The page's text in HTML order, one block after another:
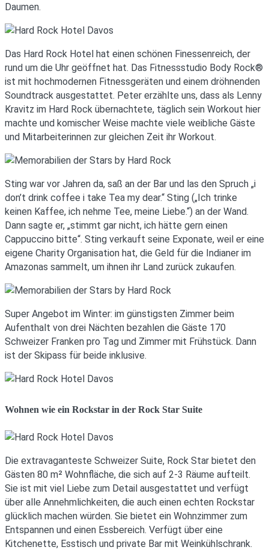
Daumen.
Das Hard Rock Hotel hat einen schönen Finessenreich, der
rund um die Uhr geöffnet hat. Das Fitnessstudio Body Rock®
ist mit hochmodernen Fitnessgeräten und einem dröhnenden
Soundtrack ausgestattet. Peter erzählte uns, dass als Lenny
Kravitz im Hard Rock übernachtete, täglich sein Workout hier
machte und komischer Weise machte viele weibliche Gäste
und Mitarbeiterinnen zur gleichen Zeit ihr Workout.
Sting war vor Jahren da, saß an der Bar und las den Spruch „i
don’t drink coffee i take Tea my dear.“ Sting („Ich trinke
keinen Kaffee, ich nehme Tee, meine Liebe.“) an der Wand.
Dann sagte er, „stimmt gar nicht, ich hätte gern einen
Cappuccino bitte“. Sting verkauft seine Exponate, weil er eine
eigene Charity Organisation hat, die Geld für die Indianer im
Amazonas sammelt, um ihnen ihr Land zurück zukaufen.
Super Angebot im Winter: im günstigsten Zimmer beim
Aufenthalt von drei Nächten bezahlen die Gäste 170
Schweizer Franken pro Tag und Zimmer mit Frühstück. Dann
ist der Skipass für beide inklusive.
Wohnen wie ein Rockstar in der Rock Star Suite
Die extravaganteste Schweizer Suite, Rock Star bietet den
Gästen 80 m² Wohnfläche, die sich auf 2-3 Räume aufteilt.
Sie ist mit viel Liebe zum Detail ausgestattet und verfügt
über alle Annehmlichkeiten, die auch einen echten Rockstar
glücklich machen würden. Sie bietet ein Wohnzimmer zum
Entspannen und einen Essbereich. Verfügt über eine
Kitchenette, Esstisch und private Bar mit Weinkühlschrank.